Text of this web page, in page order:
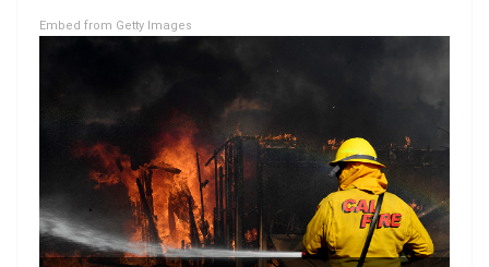
Embed from Getty Images